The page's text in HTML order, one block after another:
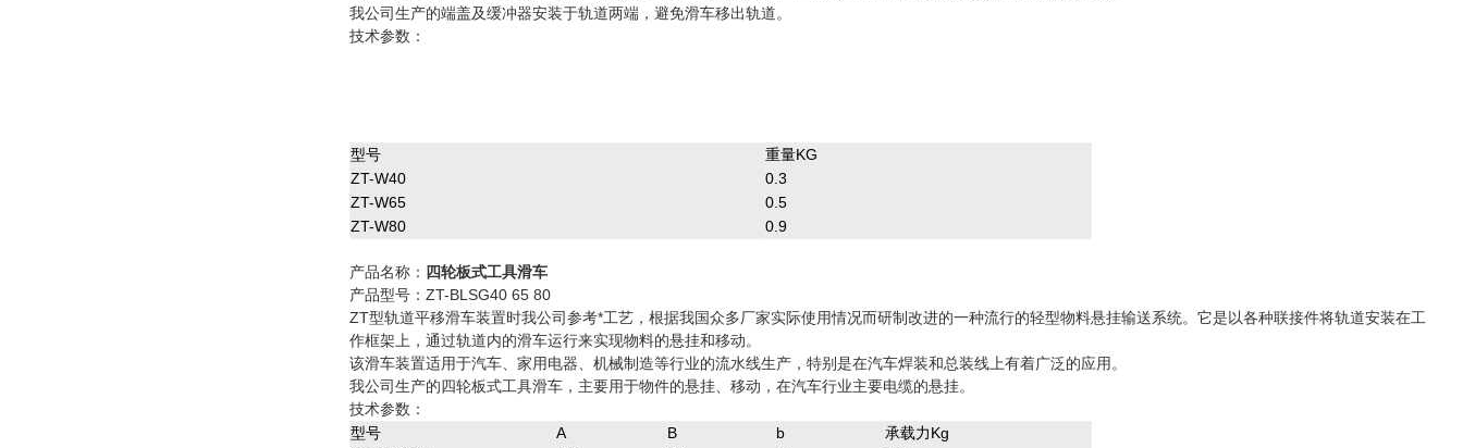
我公司生产的端盖及缓冲器安装于轨道两端，避免滑车移出轨道。
技术参数：
型号
重量KG
ZT-W40
0.3
ZT-W65
0.5
ZT-W80
0.9
产品名称： 四轮板式工具滑车
产品型号：ZT-BLSG40 65 80
ZT型轨道平移滑车装置时我公司参考*工艺，根据我国众多厂家实际使用情况而研制改进的一种流行的轻型物料悬挂输送系统。它是以各种联接件将轨道安装在工
作框架上，通过轨道内的滑车运行来实现物料的悬挂和移动。
该滑车装置适用于汽车、家用电器、机械制造等行业的流水线生产，特别是在汽车焊装和总装线上有着广泛的应用。
我公司生产的四轮板式工具滑车，主要用于物件的悬挂、移动，在汽车行业主要电缆的悬挂。
技术参数：
型号
A B b 承载力Kg